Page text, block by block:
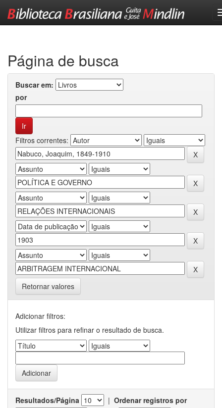
Página de busca
Buscar em:
por
Filtros correntes:
Retornar valores
Adicionar filtros:
Utilizar filtros para refinar o resultado de busca.
Resultados/Página | Ordenar registros por